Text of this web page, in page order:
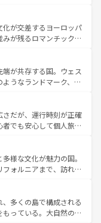
なるスペインはその個
を魅了する。 なお、新着のスペイン情報は コ
麗な宮殿、歴史的な大
な自然が、訪れる者を心
食の国としても知ら
ンス、プロヴァンスの
楽しみ方が可能だ。さ
れており、どの街角に
く異なる文化を体験で
ランス情報はコンテンツ一覧
化が交差するヨーロッパ
が残るロマンチック街
飽きることがない。ベ
のアルプスの絶景、そ
た風景は必見。ビール
なお、新着の
照してほしい。
が共存する国。ウェス
うなランドマーク、歴
、優雅なアフタヌーン
い英国パブ、サッカー観
も豊富。イギリスを旅
さだが、運行時刻が正確
でも安心して個人旅行
ならではのユニークな
なく町歩きも満喫する
め物価も高いが、旅行
きる。 なお、新
を参照してほしい。
様な文化が魅力の国。
ォルニアまで、訪れる
ピング、エンターテイ
トだ。一方、アメリカ
キャニオンやイエロー
多くの島で構成される
っている。大自然の神